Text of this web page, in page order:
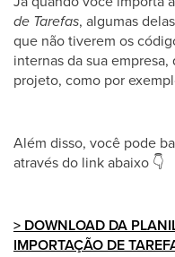
de Tarefas, algumas
que não tiverem os
internas da sua
projeto, como por
Além disso, você pode
através do link abaixo 👇
> DOWNLOAD DA
IMPORTAÇÃO DE